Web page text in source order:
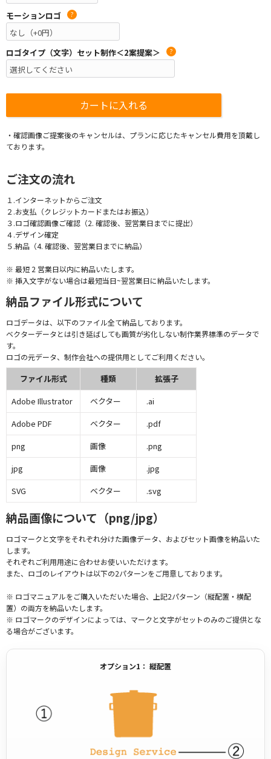
モーションロゴ ?
ロゴタイプ（文字）セット制作＜2案提案＞ ?
・確認画像ご提案後のキャンセルは、プランに応じたキャンセル費用を頂戴し
ております。
ご注文の流れ
１.インターネットからご注文
２.お支払（クレジットカードまたはお振込）
３.ロゴ確認画像ご確認（2. 確認後、翌営業日までに提出）
４.デザイン確定
５.納品（4. 確認後、翌営業日までに納品）
※ 最短 2 営業日以内に納品いたします。
※ 挿入文字がない場合は最短当日~翌営業日に納品いたします。
納品ファイル形式について
ロゴデータは、以下のファイル全て納品しております。
ベクターデータとは引き延ばしても画質が劣化しない制作業界標準のデータで
す。
ロゴの元データ、制作会社への提供用としてご利用ください。
ファイル形式 種類
拡張子
Adobe Illustrator
ベクター
.ai
Adobe PDF
ベクター
.pdf
png
画像
.png
jpg
画像
.jpg
SVG
ベクター .svg
納品画像について（png/jpg）
ロゴマークと文字をそれぞれ分けた画像データ、およびセット画像を納品いた
します。
それぞれご利用用途に合わせお使いいただけます。
また、ロゴのレイアウトは以下の2パターンをご用意しております。
※ ロゴマニュアルをご購入いただいた場合、上記2パターン（縦配置・横配
置）の両方を納品いたします。
※ ロゴマークのデザインによっては、マークと文字がセットのみのご提供とな
る場合がございます。
オプション1： 縦配置